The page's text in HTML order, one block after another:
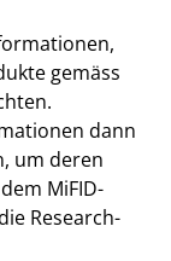
gemäss
dann
um deren
MiFID-
Research-